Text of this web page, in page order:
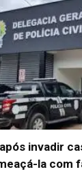
invadir
la com